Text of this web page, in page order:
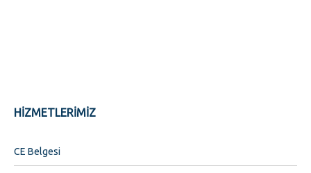
HİZMETLERİMİZ
CE Belgesi